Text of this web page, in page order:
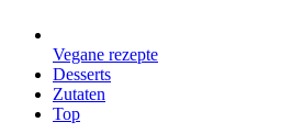
Vegane rezepte
Desserts
Zutaten
Top